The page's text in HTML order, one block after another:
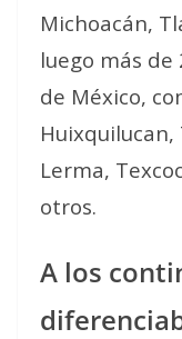
Michoacán,
luego más
de México,
Huixquilucan,
Lerma,
otros.
A los